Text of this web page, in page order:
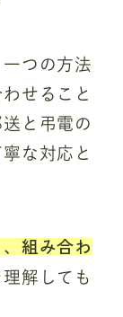
つの方法
せること
と弔電の
な対応と
組み合わ
解しても